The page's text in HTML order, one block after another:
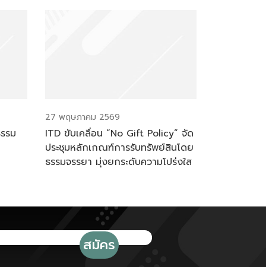
รม
27 พฤษภาคม 2569
ITD ขับเคลื่อน “No Gift Policy” จัด
ประชุมหลักเกณฑ์การรับทรัพย์สินโดย
ธรรมจรรยา มุ่งยกระดับความโปร่งใส